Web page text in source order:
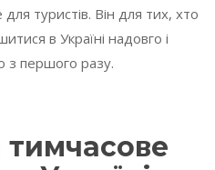
туристів. Він для тих, хто
в Україні надовго і
з першого разу.
тимчасове